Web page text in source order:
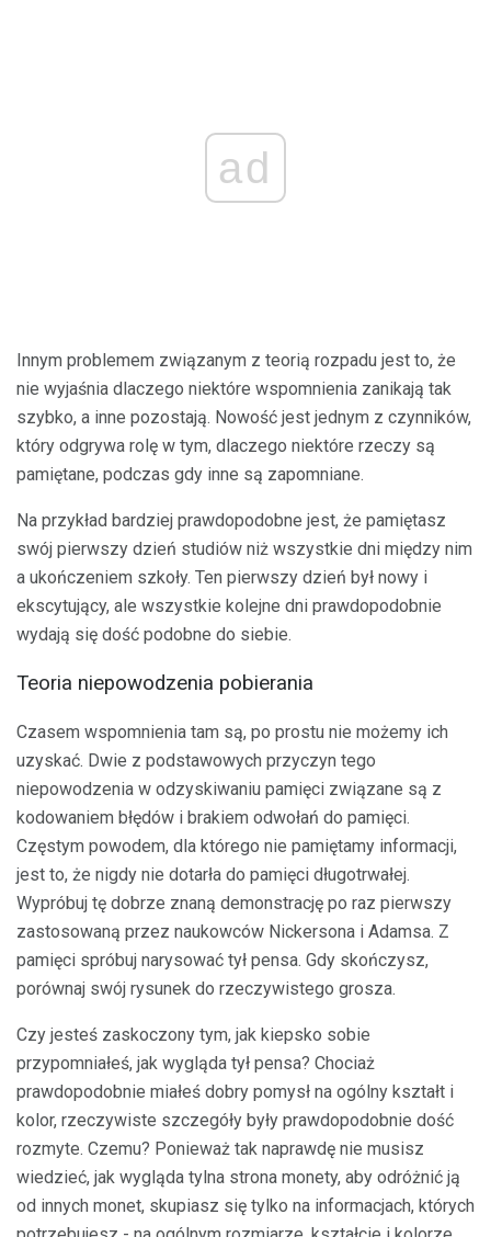
ad
Innym problemem związanym z teorią rozpadu jest to, że
nie wyjaśnia dlaczego niektóre wspomnienia zanikają tak
szybko, a inne pozostają. Nowość jest jednym z czynników,
który odgrywa rolę w tym, dlaczego niektóre rzeczy są
pamiętane, podczas gdy inne są zapomniane.
Na przykład bardziej prawdopodobne jest, że pamiętasz
swój pierwszy dzień studiów niż wszystkie dni między nim
a ukończeniem szkoły. Ten pierwszy dzień był nowy i
ekscytujący, ale wszystkie kolejne dni prawdopodobnie
wydają się dość podobne do siebie.
Teoria niepowodzenia pobierania
Czasem wspomnienia tam są, po prostu nie możemy ich
uzyskać. Dwie z podstawowych przyczyn tego
niepowodzenia w odzyskiwaniu pamięci związane są z
kodowaniem błędów i brakiem odwołań do pamięci.
Częstym powodem, dla którego nie pamiętamy informacji,
jest to, że nigdy nie dotarła do pamięci długotrwałej.
Wypróbuj tę dobrze znaną demonstrację po raz pierwszy
zastosowaną przez naukowców Nickersona i Adamsa. Z
pamięci spróbuj narysować tył pensa. Gdy skończysz,
porównaj swój rysunek do rzeczywistego grosza.
Czy jesteś zaskoczony tym, jak kiepsko sobie
przypomniałeś, jak wygląda tył pensa? Chociaż
prawdopodobnie miałeś dobry pomysł na ogólny kształt i
kolor, rzeczywiste szczegóły były prawdopodobnie dość
rozmyte. Czemu? Ponieważ tak naprawdę nie musisz
wiedzieć, jak wygląda tylna strona monety, aby odróżnić ją
od innych monet, skupiasz się tylko na informacjach, których